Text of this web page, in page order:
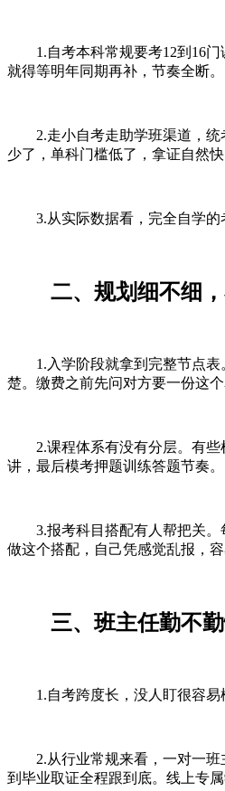
1.自考本科常规要考12到16门
就得等明年同期再补，节奏全断。
2.走小自考走助学班渠道，统考
少了，单科门槛低了，拿证自然快
3.从实际数据看，完全自学的考
二、规划细不细，
1.入学阶段就拿到完整节点表
楚。缴费之前先问对方要一份这
2.课程体系有没有分层。有些
讲，最后模考押题训练答题节奏。
3.报考科目搭配有人帮把关。
做这个搭配，自己凭感觉乱报，
三、班主任勤不勤
1.自考跨度长，没人盯很容易松
2.从行业常规来看，一对一班
到毕业取证全程跟到底。线上专